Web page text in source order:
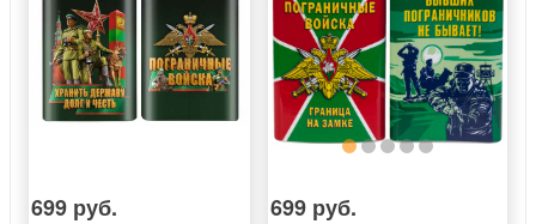
699 руб. 699 руб.